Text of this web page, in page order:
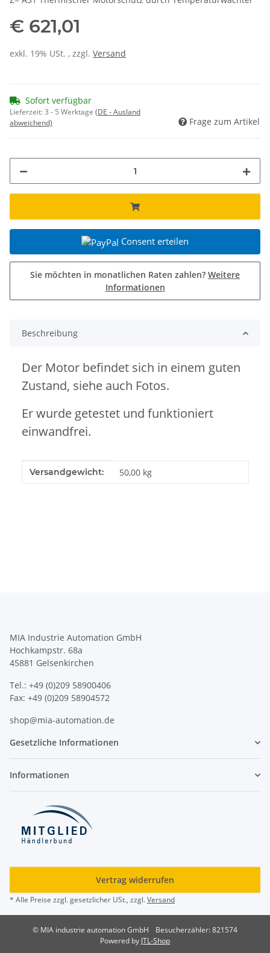
€ 621,01
exkl. 19% USt. , zzgl. Versand
Sofort verfügbar
Lieferzeit:3 - 5 Werktage (DE - Ausland
abweichend)
Frage zum Artikel
Consent erteilen
Sie möchten in monatlichen Raten zahlen? Weitere
Informationen
Beschreibung
Der Motor befindet sich in einem guten
Zustand, siehe auch Fotos.
Er wurde getestet und funktioniert
einwandfrei.
Produkteigenschaft
Wert
Versandgewicht: 50,00 kg
MIA Industrie Automation GmbH
Hochkampstr. 68a
45881 Gelsenkirchen
Tel.: +49 (0)209 58900406
Fax: +49 (0)209 58904572
shop@mia-automation.de
Gesetzliche Informationen
Informationen
Vertrag widerrufen
* Alle Preise zzgl. gesetzlicher USt., zzgl.Versand
© MIA industrie automation GmbH
Besucherzähler: 821574
Powered by JTL-Shop